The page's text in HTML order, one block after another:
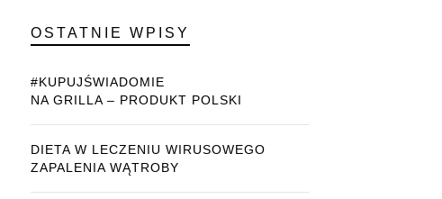
OSTATNIE WPISY
#KUPUJŚWIADOMIE
NA GRILLA – PRODUKT POLSKI
DIETA W LECZENIU WIRUSOWEGO
ZAPALENIA WĄTROBY